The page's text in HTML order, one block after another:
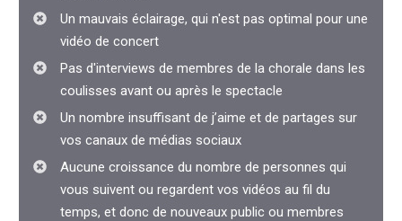
Un mauvais éclairage, qui n'est pas optimal pour une
vidéo de concert
Pas d'interviews de membres de la chorale dans les
coulisses avant ou après le spectacle
Un nombre insuffisant de j’aime et de partages sur
vos canaux de médias sociaux
Aucune croissance du nombre de personnes qui
vous suivent ou regardent vos vidéos au fil du
temps, et donc de nouveaux public ou membres